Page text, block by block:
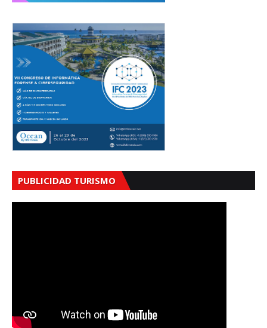
PUBLICIDAD TURISMO